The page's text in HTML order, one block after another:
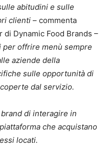
abitudini e sulle
clienti – commenta
di Dynamic Food Brands –
per offrire menù sempre
aziende della
sulle opportunità di
dal servizio.
di interagire in
che acquistano
locati.